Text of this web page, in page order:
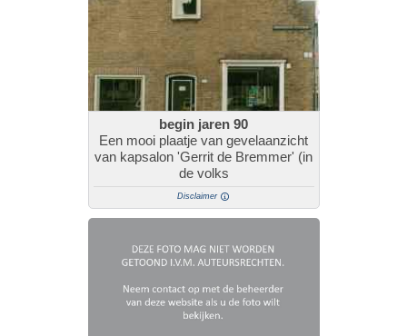
begin jaren 90
Een mooi plaatje van gevelaanzicht
van kapsalon 'Gerrit de Bremmer' (in
de volks
Disclaimer